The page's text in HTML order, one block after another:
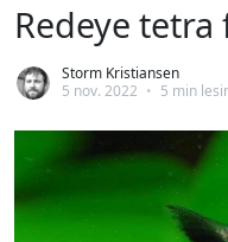
Redeye
Storm Kristiansen
5 nov. 2022 • 5 min